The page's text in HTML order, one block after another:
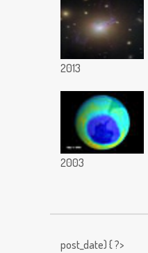
2013
2003
post_date) { ?>